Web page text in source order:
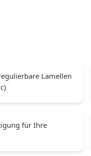
Lamellen
für Ihre